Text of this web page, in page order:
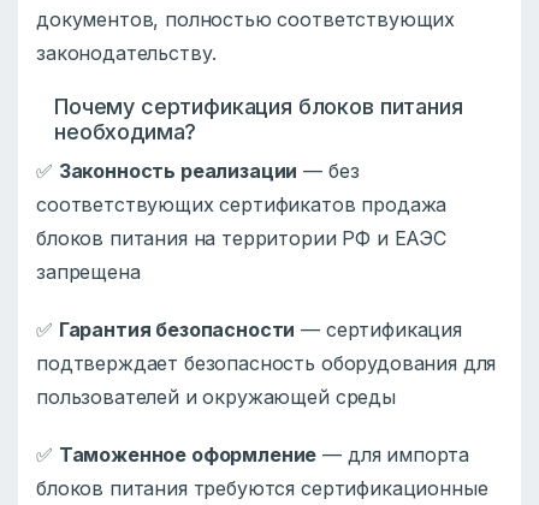
документов, полностью соответствующих
законодательству.
Почему сертификация блоков питания
необходима?
✅ Законность реализации — без
соответствующих сертификатов продажа
блоков питания на территории РФ и ЕАЭС
запрещена
✅ Гарантия безопасности — сертификация
подтверждает безопасность оборудования для
пользователей и окружающей среды
✅ Таможенное оформление — для импорта
блоков питания требуются сертификационные